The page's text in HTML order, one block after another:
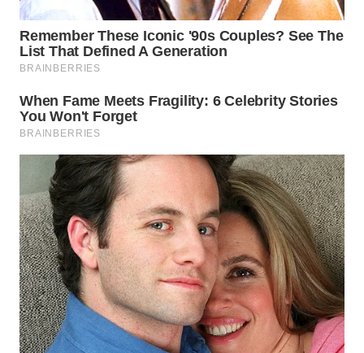
WN
DEPOK
TAPANULI
UTARA
WN
SAMOSIR
WN
PADANG
LAWAS
WN
SUMEDANG